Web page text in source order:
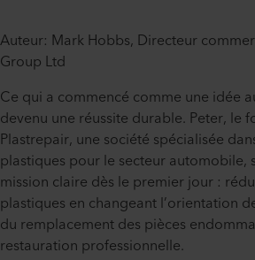
Auteur: Mark Hobbs, Directeur
Group Ltd
Ce qui a commencé comme une idée
devenu une réussite durable. Peter, le
Plastrepair, une société spécialisée
plastiques pour le secteur automobile,
mission claire dès le premier jour :
plastiques en changeant l’orientation
du remplacement des pièces
restauration professionnelle.